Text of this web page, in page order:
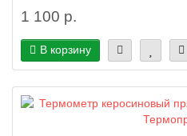
1 100 р.
В корзину